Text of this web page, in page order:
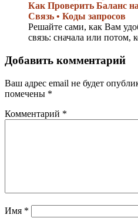
Как Проверить Баланс
Связь • Коды запросов
Решайте сами, как Вам
связь: сначала или потом,
Добавить комментарий
Ваш адрес email не будет
помечены *
Комментарий *
Имя *